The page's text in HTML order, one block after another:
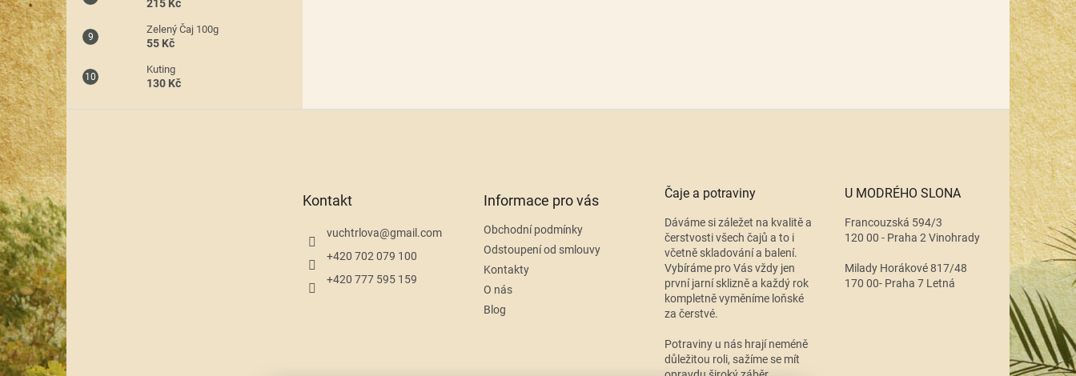
215 Kč
Zelený Čaj 100g
55 Kč
Kuting
130 Kč
Z
á
p
a
t
í
Kontakt
vuchtrlova@gmail.com
+420 702 079 100
+420 777 595 159
Informace pro vás
Obchodní podmínky
Odstoupení od smlouvy
Kontakty
O nás
Blog
Čaje a potraviny
Dáváme si záležet na kvalitě a
čerstvosti všech čajů a to i
včetně skladování a balení.
Vybíráme pro Vás vždy jen
první jarní sklizně a každý rok
kompletně vyměníme loňské
za čerstvé.
Potraviny u nás hrají neméně
důležitou roli, sažíme se mít
U MODRÉHO SLONA
Francouzská 594/3
120 00 - Praha 2 Vinohrady
Milady Horákové 817/48
170 00- Praha 7 Letná